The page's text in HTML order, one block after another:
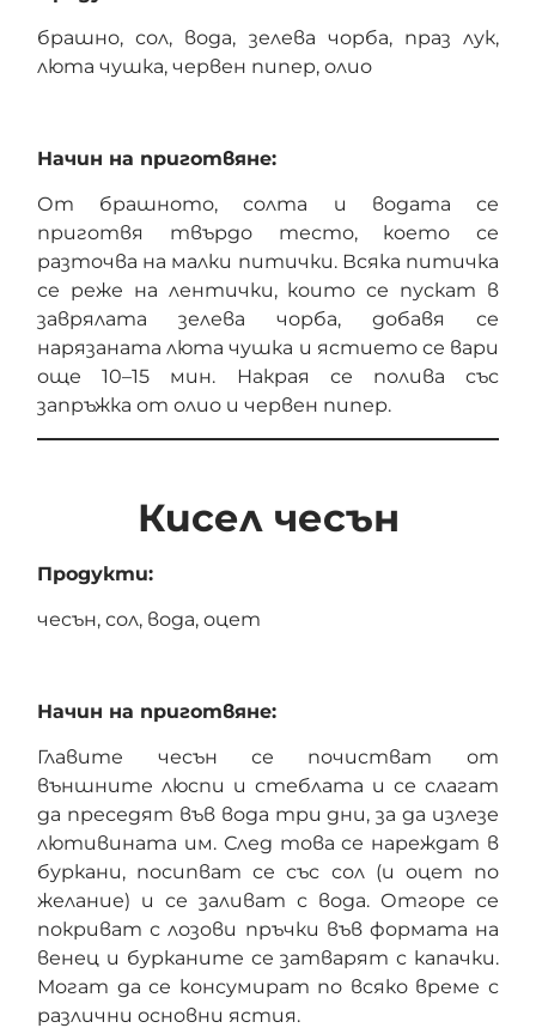
брашно, сол, вода, зелева чорба, праз лук,
люта чушка, червен пипер, олио
Начин на приготвяне:
От брашното, солта и водата се
приготвя твърдо тесто, което се
разточва на малки питички. Всяка питичка
се реже на лентички, които се пускат в
заврялата зелева чорба, добавя се
нарязаната люта чушка и ястието се вари
още 10–15 мин. Накрая се полива със
запръжка от олио и червен пипер.
Кисел чесън
Продукти:
чесън, сол, вода, оцет
Начин на приготвяне:
Главите чесън се почистват от
външните люспи и стеблата и се слагат
да преседят във вода три дни, за да излезе
лютивината им. След това се нареждат в
буркани, посипват се със сол (и оцет по
желание) и се заливат с вода. Отгоре се
покриват с лозови пръчки във формата на
венец и бурканите се затварят с капачки.
Могат да се консумират по всяко време с
различни основни ястия.